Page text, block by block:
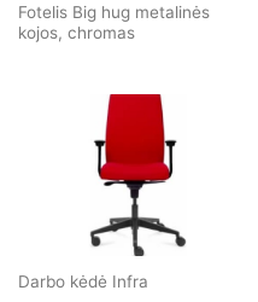
Fotelis Big hug metalinės
kojos, chromas
Darbo kėdė Infra